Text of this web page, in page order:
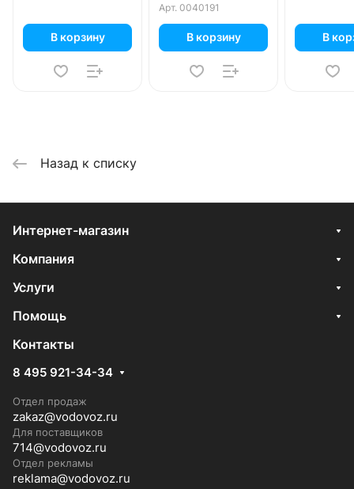
В корзину
Арт. 0040191
В корзину В
Назад к списку
Интернет-магазин
Компания
Услуги
Помощь
Контакты
8 495 921-34-34
Отдел продаж
zakaz@vodovoz.ru
Для поставщиков
714@vodovoz.ru
Отдел рекламы
reklama@vodovoz.ru